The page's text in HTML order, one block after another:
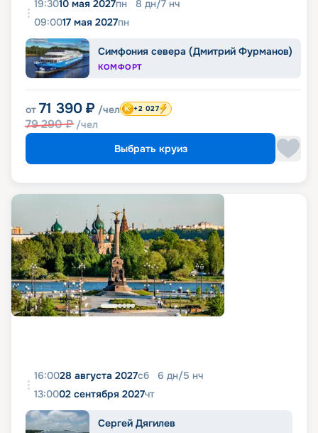
19:3010 мая 2027пн 8 дн/7 нч
09:0017 мая 2027пн
Симфония севера (Дмитрий Фурманов)
КОМФОРТ
от 71 390 ₽ /чел
79 290₽ /чел
+2 027
Выбрать круиз
16:0028 августа 2027сб 6 дн/5 нч
13:0002 сентября 2027чт
Сергей Дягилев